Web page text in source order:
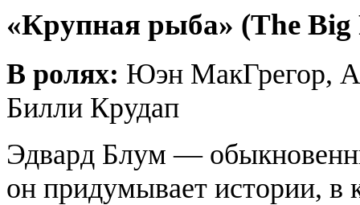
«Крупная рыба» (The
В ролях: Юэн МакГрегор,
Билли Крудап
Эдвард Блум —
он придумывает истории, в